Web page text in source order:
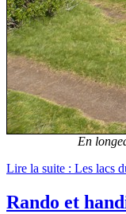
En
Lire la suite : Les lacs
Rando et